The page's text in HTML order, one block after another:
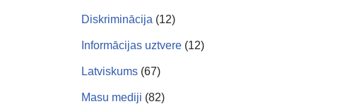
Diskriminācija (12)
Informācijas uztvere (12)
Latviskums (67)
Masu mediji (82)